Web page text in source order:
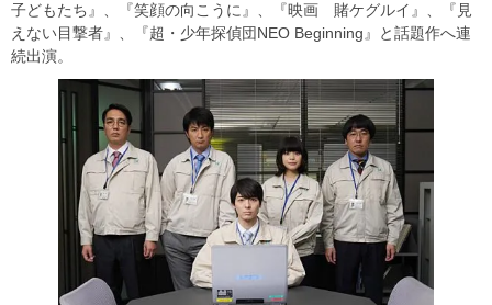
子どもたち』、『笑顔の向こうに』、『映画 賭ケグルイ』、『見
えない目撃者』、『超・少年探偵団NEO Beginning』と話題作へ連
続出演。